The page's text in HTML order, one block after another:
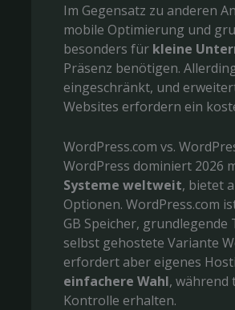
Im Gegensatz zu anderen
mobile Optimierung und
besonders für kleine
Präsenz benötigen.
eingeschränkt, und
Websites erfordern ein
WordPress.com vs.
WordPress dominiert 2026
Systeme weltweit, bietet
Optionen. WordPress.com
GB Speicher,
selbst gehostete Variante
erfordert aber eigenes
einfachere Wahl, während
Kontrolle erhalten.